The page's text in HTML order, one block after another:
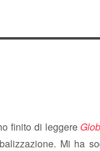
finito di leggere
Mi ha